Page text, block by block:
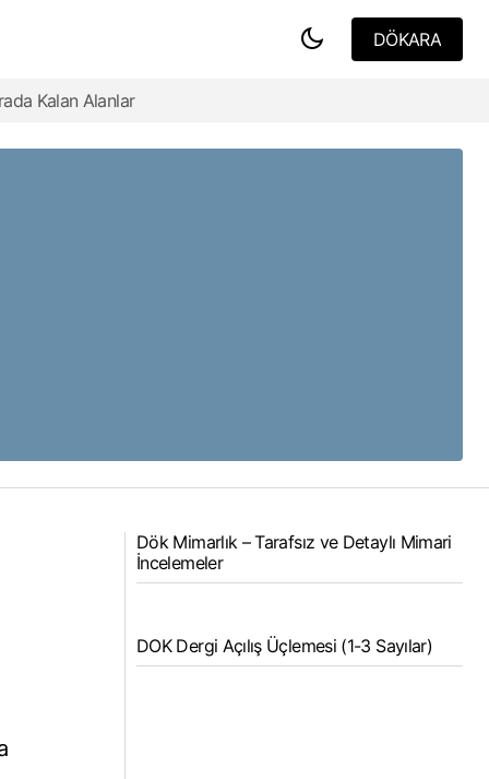
DÖKARA
Kalan Alanlar
Dök Mimarlık – Tarafsız ve Detaylı Mimari
İncelemeler
DOK Dergi Açılış Üçlemesi (1-3 Sayılar)